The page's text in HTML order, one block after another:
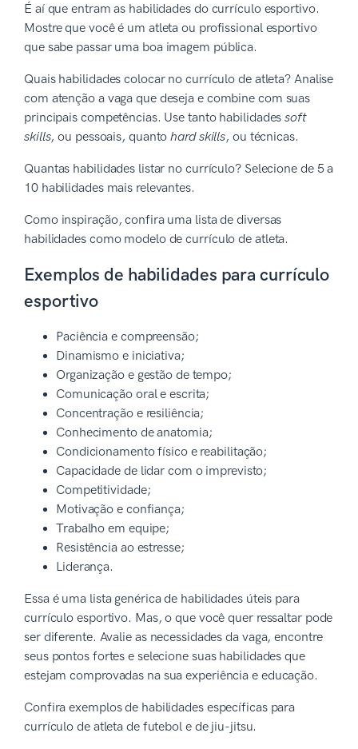
É aí que entram as habilidades do currículo esportivo.
Mostre que você é um atleta ou profissional esportivo
que sabe passar uma boa imagem pública.
Quais habilidades colocar no currículo de atleta? Analise
com atenção a vaga que deseja e combine com suas
principais competências. Use tanto habilidadessoft
skills, ou pessoais, quantohard skills, ou técnicas.
Quantas habilidades listar no currículo? Selecione de 5 a
10 habilidades mais relevantes.
Como inspiração, confira uma lista de diversas
habilidades como modelo de currículo de atleta.
Exemplos de habilidades para currículo
esportivo
Paciência e compreensão;
Dinamismo e iniciativa;
Organização e gestão de tempo;
Comunicação oral e escrita;
Concentração e resiliência;
Conhecimento de anatomia;
Condicionamento físico e reabilitação;
Capacidade de lidar com o imprevisto;
Competitividade;
Motivação e confiança;
Trabalho em equipe;
Resistência ao estresse;
Liderança.
Essa é uma lista genérica de habilidades úteis para
currículo esportivo. Mas, o que você quer ressaltar pode
ser diferente. Avalie as necessidades da vaga, encontre
seus pontos fortes e selecione suas habilidades que
estejam comprovadas na sua experiência e educação.
Confira exemplos de habilidades específicas para
currículo de atleta de futebol e de jiu-jitsu.